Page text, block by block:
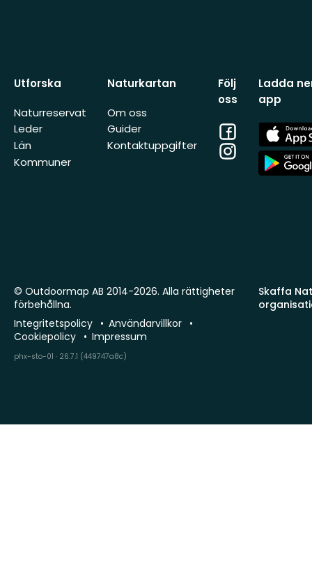
Utforska
Naturreservat
Leder
Län
Kommuner
Naturkartan
Om oss
Guider
Kontaktuppgifter
Följ
oss
Facebook
Instagram
Ladda
app
App
Store
App
Store
Skaffa
© Outdoormap AB 2014-2026. Alla rättigheter
förbehållna.
Integritetspolicy
Användarvillkor
Cookiepolicy
Impressum
phx-sto-01 · 26.7.1 (449747a8c)